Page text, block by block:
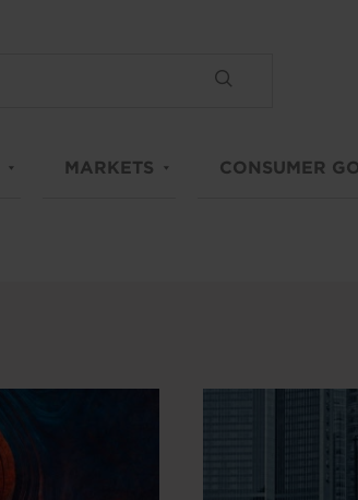
MARKETS CONSUMER